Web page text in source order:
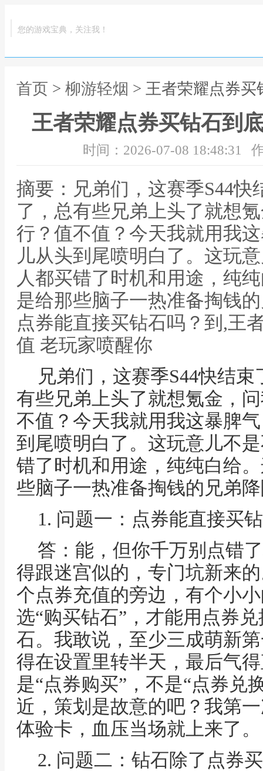
您的游戏宝典，关注我！
首页 > 柳游轻烟 > 王者荣耀点券
王者荣耀点券买钻石到
时间：2026-07-08 18:48:31
摘要：兄弟们，这赛季S44快
了，总有些兄弟上头了就想
行？值不值？今天我就用我
儿从头到尾喷明白了。这玩
人都买错了时机和用途，纯
是给那些脑子一热准备掏钱
点券能直接买钻石吗？到,王
值 老玩家喷醒你
兄弟们，这赛季S44快结
有些兄弟上头了就想氪金，
不值？今天我就用我这暴脾
到尾喷明白了。这玩意儿不
错了时机和用途，纯纯白给
些脑子一热准备掏钱的兄弟
1. 问题一：点券能直接买
答：能，但你千万别点错
得跟迷宫似的，专门坑新来
个点券充值的旁边，有个小
选“购买钻石”，才能用点券
石。我敢说，至少三成萌新
得在设置里转半天，最后气
是“点券购买”，不是“点券兑
近，策划是故意的吧？我第
体验卡，血压当场就上来了。
2. 问题二：钻石除了点券